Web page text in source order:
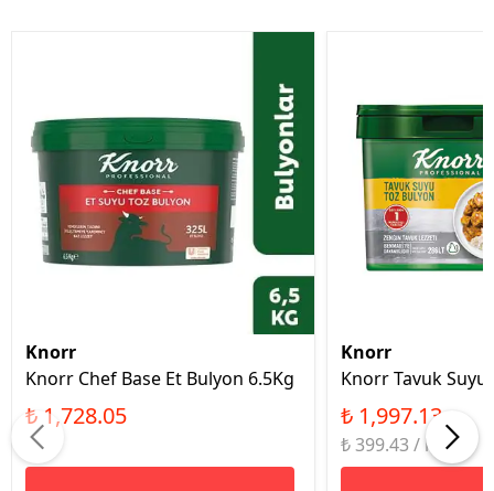
Knorr
Knorr Chef Base Et Bulyon 6.5Kg
₺ 1,728.05
Knorr
Knorr Tavuk Suyu
₺ 1,997.13
₺ 399.43 / kg